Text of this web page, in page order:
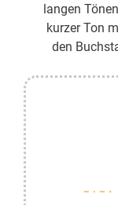
langen
kurzer Ton
den